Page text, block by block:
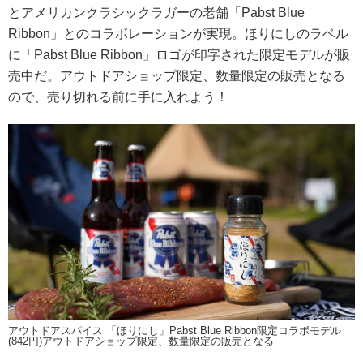
とアメリカンクラシックラガーの老舗「Pabst Blue
Ribbon」とのコラボレーションが実現。ほりにしのラベル
に「Pabst Blue Ribbon」ロゴが印字された限定モデルが販
売中だ。アウトドアショップ限定、数量限定の販売となる
ので、売り切れる前に手に入れよう！
アウトドアスパイス 「ほりにし」Pabst Blue Ribbon限定コラボモデル
(842円)アウトドアショップ限定、数量限定の販売となる